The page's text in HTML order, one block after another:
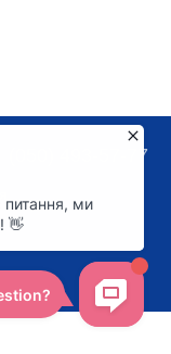
(050) 493-57-77